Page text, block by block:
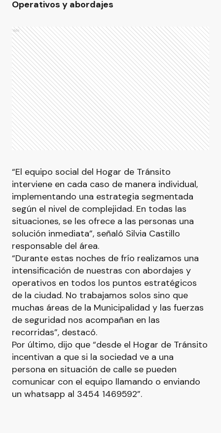
Operativos y abordajes
Ads
“El equipo social del Hogar de Tránsito
interviene en cada caso de manera individual,
implementando una estrategia segmentada
según el nivel de complejidad. En todas las
situaciones, se les ofrece a las personas una
solución inmediata”, señaló Silvia Castillo
responsable del área.
“Durante estas noches de frío realizamos una
intensificación de nuestras con abordajes y
operativos en todos los puntos estratégicos
de la ciudad. No trabajamos solos sino que
muchas áreas de la Municipalidad y las fuerzas
de seguridad nos acompañan en las
recorridas”, destacó.
Por último, dijo que “desde el Hogar de Tránsito
incentivan a que si la sociedad ve a una
persona en situación de calle se pueden
comunicar con el equipo llamando o enviando
un whatsapp al 3454 1469592”.